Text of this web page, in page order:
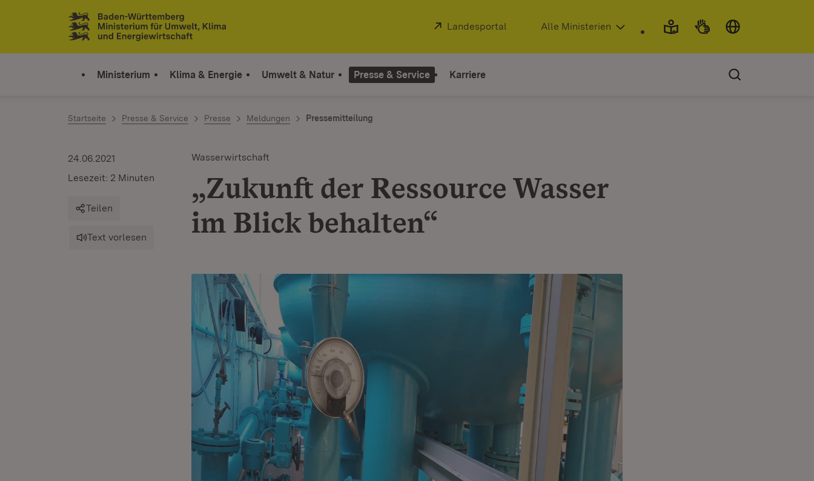
Zum Inhalt springen
Link zur Startseite
Extern:
Landesportal (Öffnet in neuem Fenster)
Alle Ministerien
Ministerium Klima & Energie Umwelt & Natur Presse & Service Karriere
Startseite Presse & Service Presse Meldungen Pressemitteilung
Wasserwirtschaft
„Zukunft der Ressource Wasser
im Blick behalten“
24.06.2021
Lesezeit: 2 Minuten
Teilen
Text vorlesen